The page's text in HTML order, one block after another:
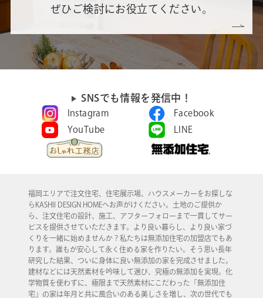
ぜひご検討にお役立てください。
SNSでも情報を発信中！
Instagram
Facebook
YouTube
LINE
福岡エリアで注文住宅、住宅展示場、ハウスメーカーをお探しな
らKASHII DESIGN HOMEへお声がけください。土地のご提供か
ら、注文住宅の設計、施工、アフターフォローまで一貫してサー
ビスを提供させていただきます。より良い暮らし、より良い家づ
くりを一緒に始めませんか？私たちは無添加住宅の加盟店でもあ
ります。誰もが安心して永く住める家を作りたい。そう思い長年
研究した結果、ついに身体に良い無添加の家を完成させました。
建材などには天然素材を吟味して選び、究極の無添加を実現。化
学物質を使わずに、極限まで天然素材にこだわった「無添加住
宅」の家は年月と共に風合いのある美しさを増し、次の世代でも